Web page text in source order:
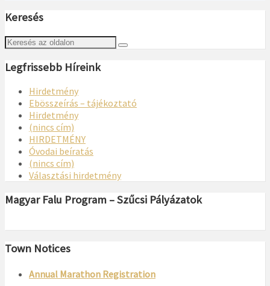
Keresés
Legfrissebb Híreink
Hirdetmény
Ebösszeírás – tájékoztató
Hirdetmény
(nincs cím)
HIRDETMÉNY
Óvodai beíratás
(nincs cím)
Választási hirdetmény
Magyar Falu Program – Szűcsi Pályázatok
Town Notices
Annual Marathon Registration